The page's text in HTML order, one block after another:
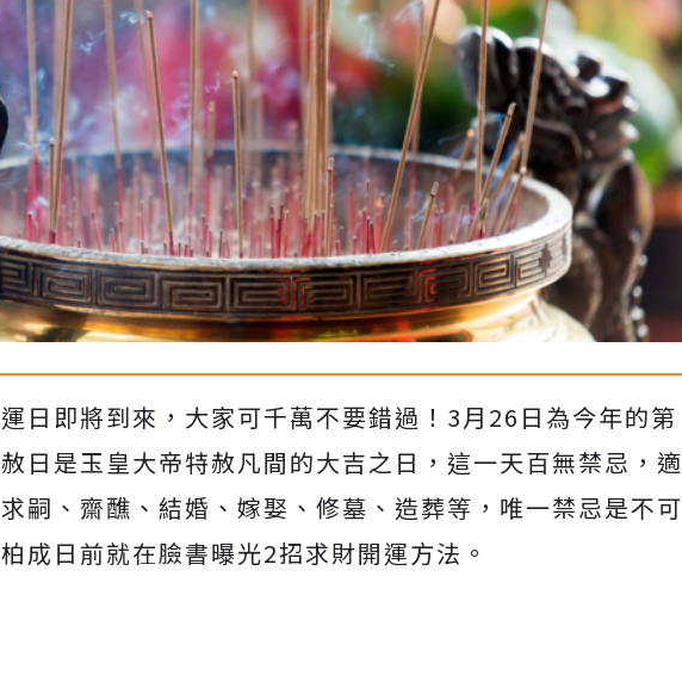
日即將到來，大家可千萬不要錯過！3月26日為今年的第
日是玉皇大帝特赦凡間的大吉之日，這一天百無禁忌，適
嗣、齋醮、結婚、嫁娶、修墓、造葬等，唯一禁忌是不可
成日前就在臉書曝光2招求財開運方法。